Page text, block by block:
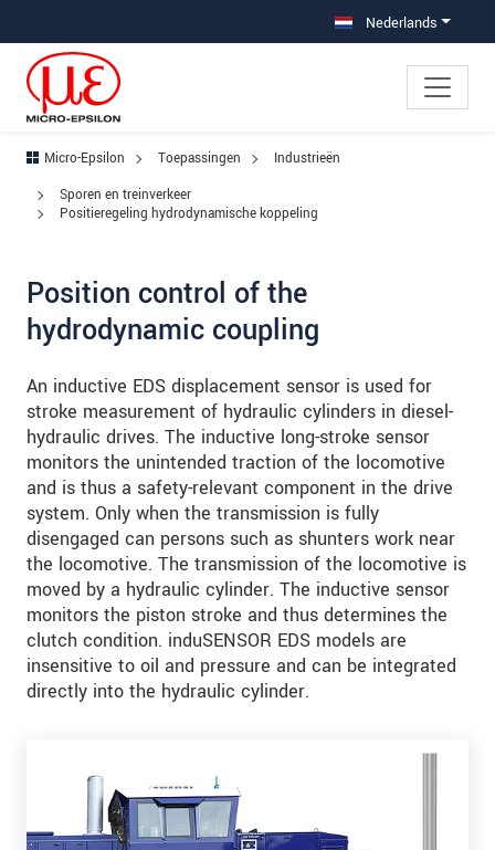
Nederlands
Micro-Epsilon Toepassingen
Industrieën
Sporen en treinverkeer
Positieregeling hydrodynamische koppeling
Position control of the
hydrodynamic coupling
An inductive EDS displacement sensor is used for
stroke measurement of hydraulic cylinders in diesel-
hydraulic drives. The inductive long-stroke sensor
monitors the unintended traction of the locomotive
and is thus a safety-relevant component in the drive
system. Only when the transmission is fully
disengaged can persons such as shunters work near
the locomotive. The transmission of the locomotive is
moved by a hydraulic cylinder. The inductive sensor
monitors the piston stroke and thus determines the
clutch condition. induSENSOR EDS models are
insensitive to oil and pressure and can be integrated
directly into the hydraulic cylinder.